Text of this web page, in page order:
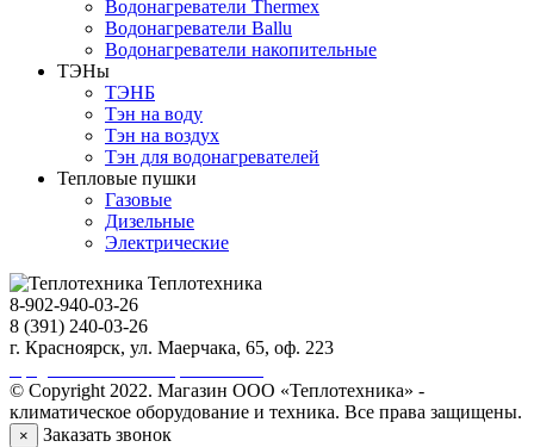
Водонагреватели Thermex
Водонагреватели Ballu
Водонагреватели накопительные
ТЭНы
ТЭНБ
Тэн на воду
Тэн на воздух
Тэн для водонагревателей
Тепловые пушки
Газовые
Дизельные
Электрические
Теплотехника
8-902-940-03-26
8 (391) 240-03-26
г. Красноярск, ул. Маерчака, 65, оф. 223
© Copyright 2022. Магазин ООО «Теплотехника» -
климатическое оборудование и техника. Все права защищены.
×
Заказать звонок